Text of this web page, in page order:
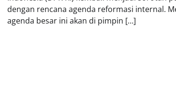
dengan rencana agenda reformasi internal.
agenda besar ini akan di pimpin […]